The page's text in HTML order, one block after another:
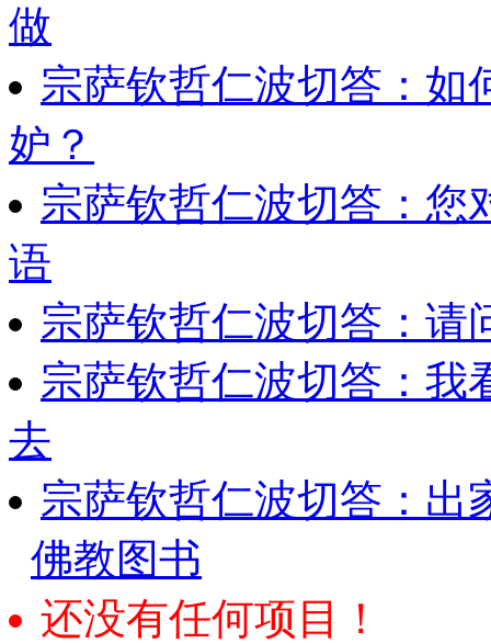
做
宗萨钦哲仁波切答：如
妒？
宗萨钦哲仁波切答：您
语
宗萨钦哲仁波切答：请
宗萨钦哲仁波切答：我
去
宗萨钦哲仁波切答：出
佛教图书
还没有任何项目！